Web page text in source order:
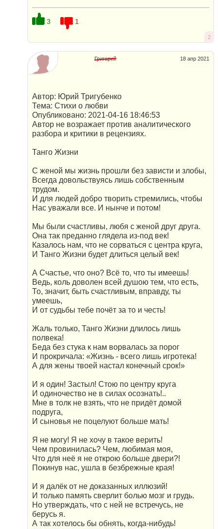
3 1
2
18 апр 2021
Григорий
Автор: Юрий Тригубенко
Тема: Стихи о любви
Опубликовано: 2021-04-16 18:46:53
Автор не возражает против аналитического
разбора и критики в рецензиях.
Танго Жизни
С женой мы жизнь прошли без зависти и злобы,
Всегда довольствуясь лишь собственным
трудом.
И для людей добро творить стремились, чтобы
Нас уважали все. И нынче и потом!
Мы были счастливы, любя с женой друг друга.
Она так преданно глядела из-под век!
Казалось нам, что не сорваться с центра круга,
И Танго Жизни будет длиться целый век!
А Счастье, что оно? Всё то, что ты имеешь!
Ведь, коль доволен всей душою тем, что есть,
То, значит, быть счастливым, вправду, ты
умеешь,
И от судьбы тебе почёт за то и честь!
Жаль только, Танго Жизни длилось лишь
полвека!
Беда без стука к нам ворвалась за порог
И прокричала: «Жизнь - всего лишь игротека!
А для жены твоей настал конечный срок!»
И я один! Застыл! Стою по центру круга
И одиночество не в силах осознать!..
Мне в толк не взять, что не придёт домой
подруга,
И сыновья не поцелуют больше мать!
Я не могу! Я не хочу в такое верить!
Чем провинилась? Чем, любимая моя,
Что для неё я не открою больше двери?!
Покинув нас, ушла в безбрежные края!
И я далёк от не доказанных иллюзий!
И только память сверлит болью мозг и грудь.
Но утверждать, что с ней не встречусь, не
берусь я.
А так хотелось бы обнять, когда-нибудь!